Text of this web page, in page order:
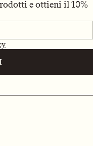
e ottieni il 10%